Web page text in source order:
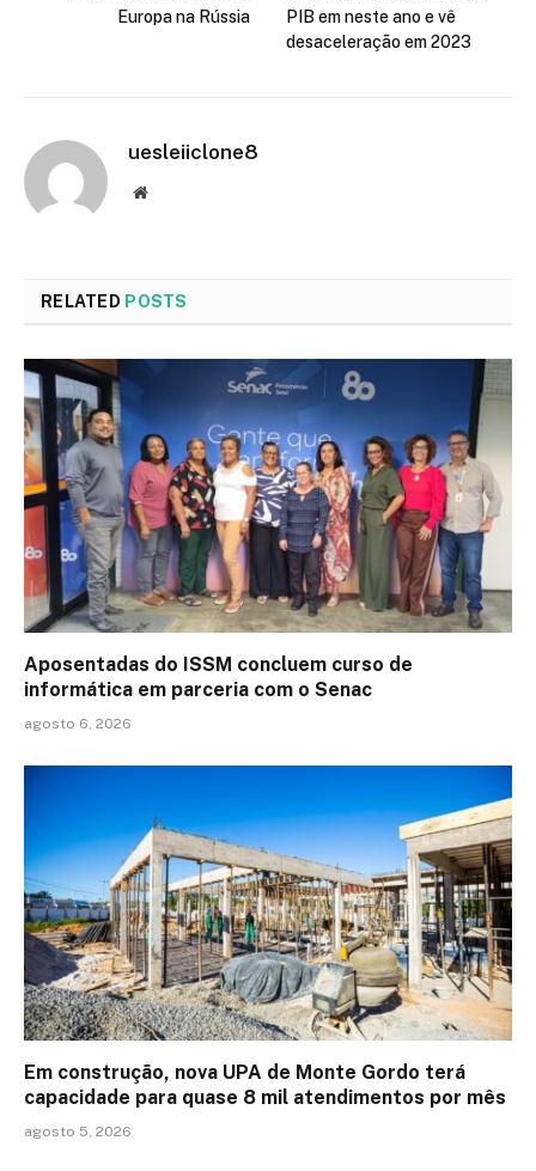
Europa na Rússia
PIB em neste ano e vê
desaceleração em 2023
uesleiiclone8
Website
RELATED POSTS
Aposentadas do ISSM concluem curso de
informática em parceria com o Senac
agosto 6, 2026
Em construção, nova UPA de Monte Gordo terá
capacidade para quase 8 mil atendimentos por mês
agosto 5, 2026